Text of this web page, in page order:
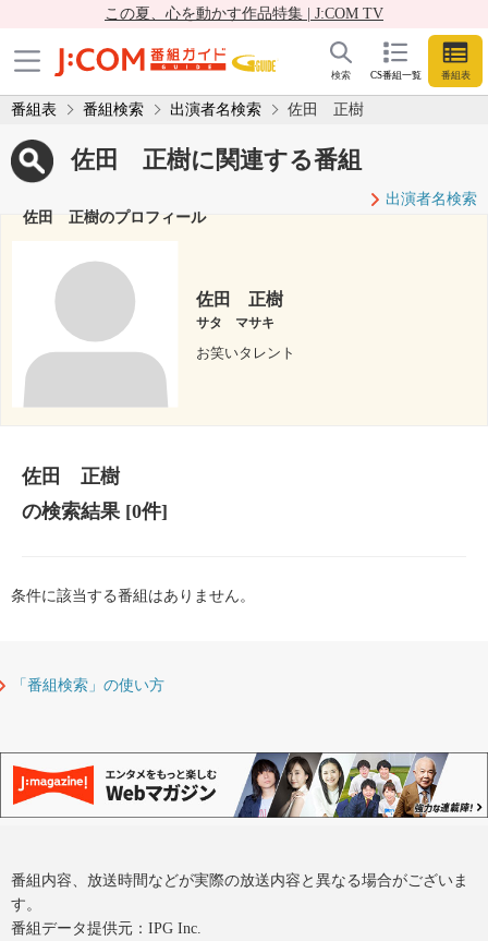
この夏、心を動かす作品特集 | J:COM TV
CS番組一覧 番組表
検索
番組表 番組検索 出演者名検索 佐田 正樹
佐田 正樹に関連する番組
出演者名検索
佐田 正樹のプロフィール
佐田 正樹
サタ マサキ
お笑いタレント
佐田 正樹
の検索結果[0件]
条件に該当する番組はありません。
「番組検索」の使い方
番組内容、放送時間などが実際の放送内容と異なる場合がございま
す。
番組データ提供元：IPG Inc.